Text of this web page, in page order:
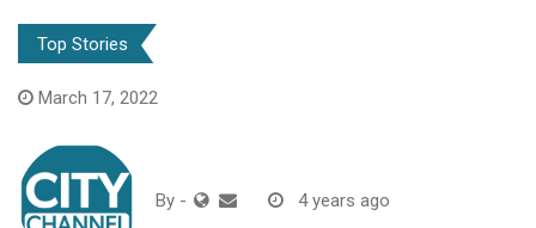
Top Stories
March 17, 2022
By - 4 years ago